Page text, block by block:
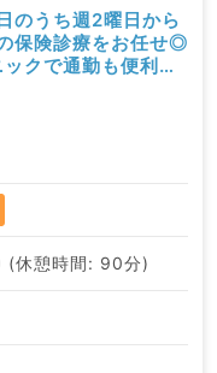
のうち週2曜日から
保険診療をお任せ◎
クで通勤も便利で
休憩時間: 90分)